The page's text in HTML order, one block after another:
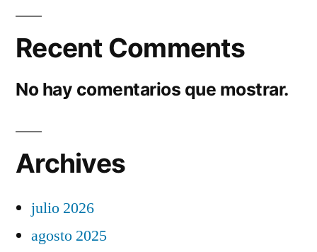
Recent Comments
No hay comentarios que mostrar.
Archives
julio 2026
agosto 2025